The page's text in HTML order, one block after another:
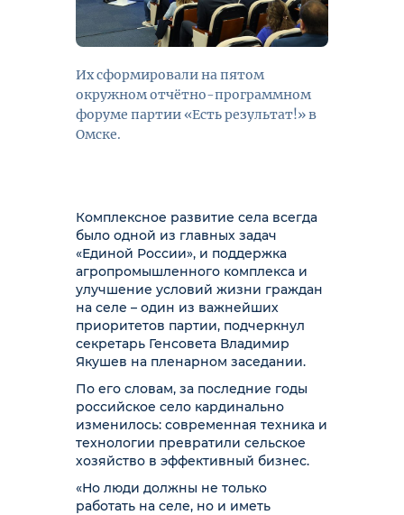
Их сформировали на пятом
окружном отчётно-программном
форуме партии «Есть результат!» в
Омске.
Комплексное развитие села всегда
было одной из главных задач
«Единой России», и поддержка
агропромышленного комплекса и
улучшение условий жизни граждан
на селе – один из важнейших
приоритетов партии, подчеркнул
секретарь Генсовета Владимир
Якушев на пленарном заседании.
По его словам, за последние годы
российское село кардинально
изменилось: современная техника и
технологии превратили сельское
хозяйство в эффективный бизнес.
«Но люди должны не только
работать на селе, но и иметь